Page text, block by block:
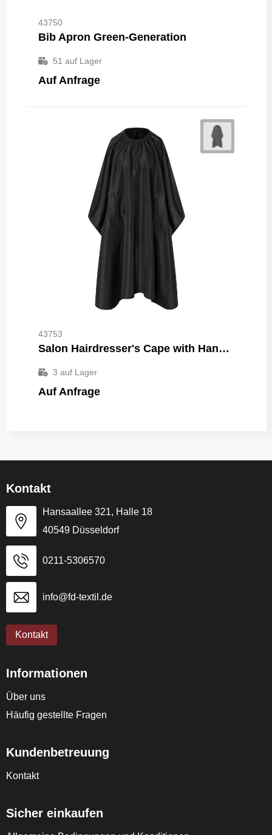
43750
Bib Apron Green-Generation
51 auf Lager
Auf Anfrage
43753
Salon Hairdresser's Cape with Hand Grips
3 auf Lager
Auf Anfrage
Kontakt
Hansaallee 321, Halle 18
40549 Düsseldorf
0211-5306570
info@fd-textil.de
Kontakt
Informationen
Über uns
Häufig gestellte Fragen
Kundenbetreuung
Kontakt
Sicher einkaufen